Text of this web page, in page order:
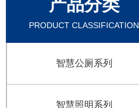
产品分类
PRODUCT CLASSIFICATION
智慧公厕系列
智慧照明系列